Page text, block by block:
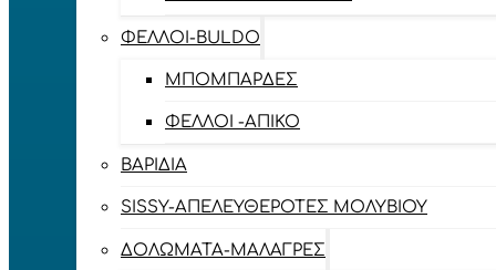
ΦΕΛΛΟΊ-BULDO
ΜΠΟΜΠΆΡΔΕΣ
ΦΕΛΛΟΊ -ΑΠΊΚΟ
ΒΑΡΊΔΙΑ
SISSY-ΑΠΕΛΕΥΘΕΡΟΤΈΣ ΜΟΛΥΒΙΟΎ
ΔΟΛΏΜΑΤΑ-ΜΑΛΆΓΡΕΣ